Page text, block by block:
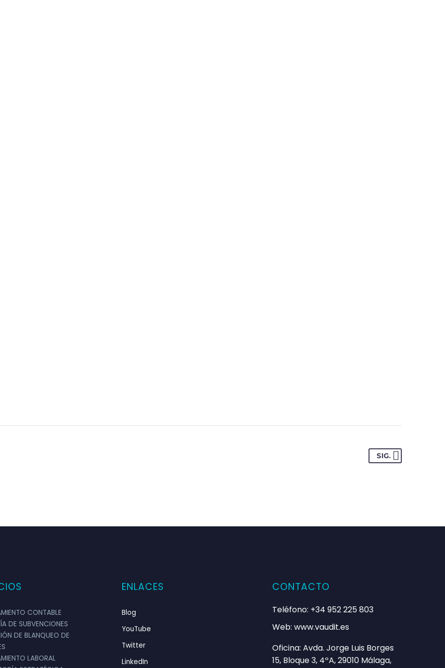
en gastos innecesarios. Vale la pena contratarles en cualquier etapa
de trabajo.
SIG.
CONTABLE
DE SUBVENCIONES
DE BLANQUEO DE
LABORAL
ENLACES
Blog
YouTube
Twitter
LinkedIn
CONTACTO
Teléfono: +34 952 225 803
Web: www.vaudit.es
Oficina: Avda. Jorge Luis Borges
15, Bloque 3, 4ºA, 29010 Málaga,